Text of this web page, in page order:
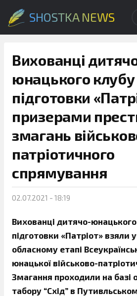
SHOSTKA NEWS
Вихованці
юнацького клубу
підготовки
призерами
змагань
патріотичного
спрямування
02.07.2021 - 18:19
Вихованці дитячо-юнацького
підготовки «Патріот» взяли
обласному етапі
юнацької військово-
Змагання проходили на базі
табору “Схід” в